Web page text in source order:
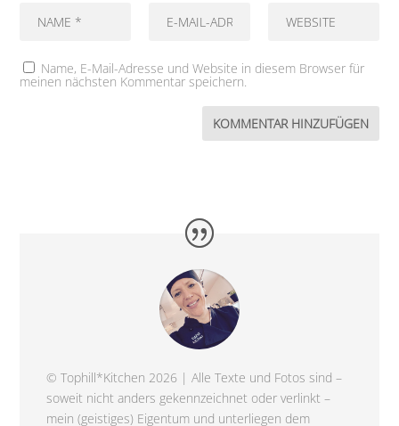
Name, E-Mail-Adresse und Website in diesem Browser für
meinen nächsten Kommentar speichern.
© Tophill*Kitchen 2026 | Alle Texte und Fotos sind –
soweit nicht anders gekennzeichnet oder verlinkt –
mein (geistiges) Eigentum und unterliegen dem